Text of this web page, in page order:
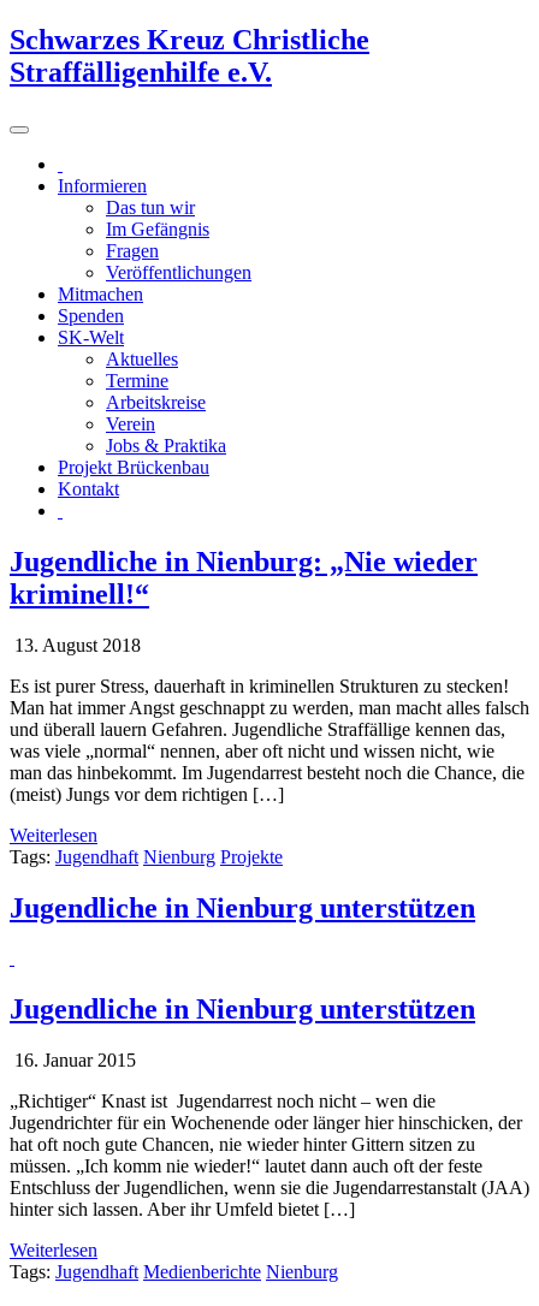
Schwarzes Kreuz Christliche
Straffälligenhilfe e.V.
Informieren
Das tun wir
Im Gefängnis
Fragen
Veröffentlichungen
Mitmachen
Spenden
SK-Welt
Aktuelles
Termine
Arbeitskreise
Verein
Jobs & Praktika
Projekt Brückenbau
Kontakt
Jugendliche in Nienburg: „Nie wieder
kriminell!“
13. August 2018
Es ist purer Stress, dauerhaft in kriminellen Strukturen zu stecken!
Man hat immer Angst geschnappt zu werden, man macht alles falsch
und überall lauern Gefahren. Jugendliche Straffällige kennen das,
was viele „normal“ nennen, aber oft nicht und wissen nicht, wie
man das hinbekommt. Im Jugendarrest besteht noch die Chance, die
(meist) Jungs vor dem richtigen […]
Weiterlesen
Tags: Jugendhaft Nienburg Projekte
Jugendliche in Nienburg unterstützen
Jugendliche in Nienburg unterstützen
16. Januar 2015
„Richtiger“ Knast ist Jugendarrest noch nicht – wen die
Jugendrichter für ein Wochenende oder länger hier hinschicken, der
hat oft noch gute Chancen, nie wieder hinter Gittern sitzen zu
müssen. „Ich komm nie wieder!“ lautet dann auch oft der feste
Entschluss der Jugendlichen, wenn sie die Jugendarrestanstalt (JAA)
hinter sich lassen. Aber ihr Umfeld bietet […]
Weiterlesen
Tags: Jugendhaft Medienberichte Nienburg